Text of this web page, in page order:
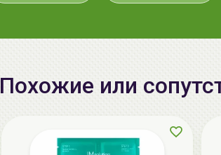
Похожие или